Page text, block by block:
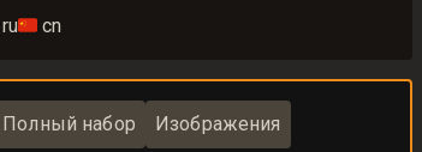
ru🇨🇳 cn
Полный набор Изображения